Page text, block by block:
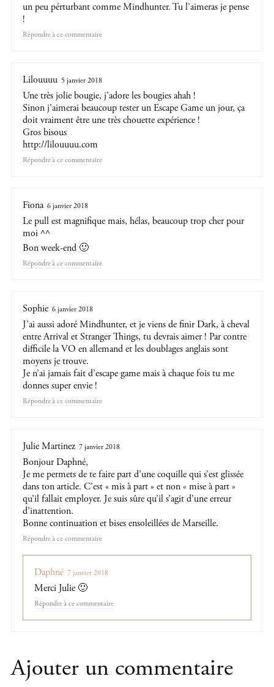
un peu pérturbant comme Mindhunter. Tu l’aimeras je pense
!
Répondre
Lilouuuu 5 janvier 2018
Une très jolie bougie, j’adore les bougies ahah !
Sinon j’aimerai beaucoup tester un Escape Game un jour, ça
doit vraiment être une très chouette expérience !
Gros bisous
http://lilouuuu.com
Répondre
Fiona 6 janvier 2018
Le pull est magnifique mais, hélas, beaucoup trop cher pour
moi ^^
Bon week-end 🙂
Répondre
Sophie 6 janvier 2018
J’ai aussi adoré Mindhunter, et je viens de finir Dark, à cheval
entre Arrival et Stranger Things, tu devrais aimer ! Par contre
difficile la VO en allemand et les doublages anglais sont
moyens je trouve.
Je n’ai jamais fait d’escape game mais à chaque fois tu me
donnes super envie !
Répondre
Julie Martinez 7 janvier 2018
Bonjour Daphné,
Je me permets de te faire part d’une coquille qui s’est glissée
dans ton article. C’est « mis à part » et non « mise à part »
qu’il fallait employer. Je suis sûre qu’il s’agit d’une erreur
d’inattention.
Bonne continuation et bises ensoleillées de Marseille.
Répondre
Daphné 7 janvier 2018
Merci Julie 🙂
Répondre
Ajouter un commentaire